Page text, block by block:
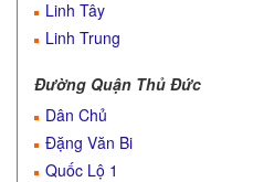
Linh Tây
Linh Trung
Đường Quận Thủ Đức
Dân Chủ
Đặng Văn Bi
Quốc Lộ 1